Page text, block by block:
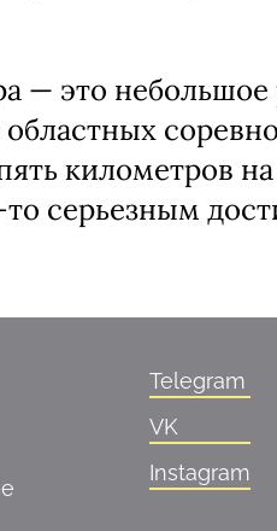
— это небольшое
областных
километров
серьезным
Telegram
VK
Instagram